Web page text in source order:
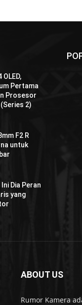
Pertama
Prosesor
2)
F2 R
untuk
Dia Peran
yang
ABOUT US
Rumor Kamera